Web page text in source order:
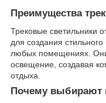
Преимущества
Трековые светильники
для создания
любых помещениях. Они
освещение, создавая
отдыха.
Почему выбирают